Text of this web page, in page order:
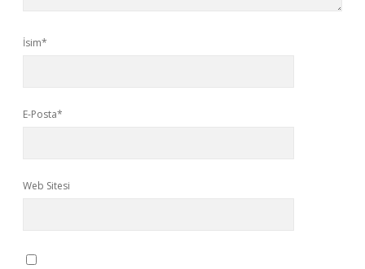
İsim*
E-Posta*
Web Sitesi